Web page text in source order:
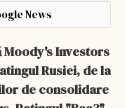
News
Investors
Rusiei, de la
de consolidare